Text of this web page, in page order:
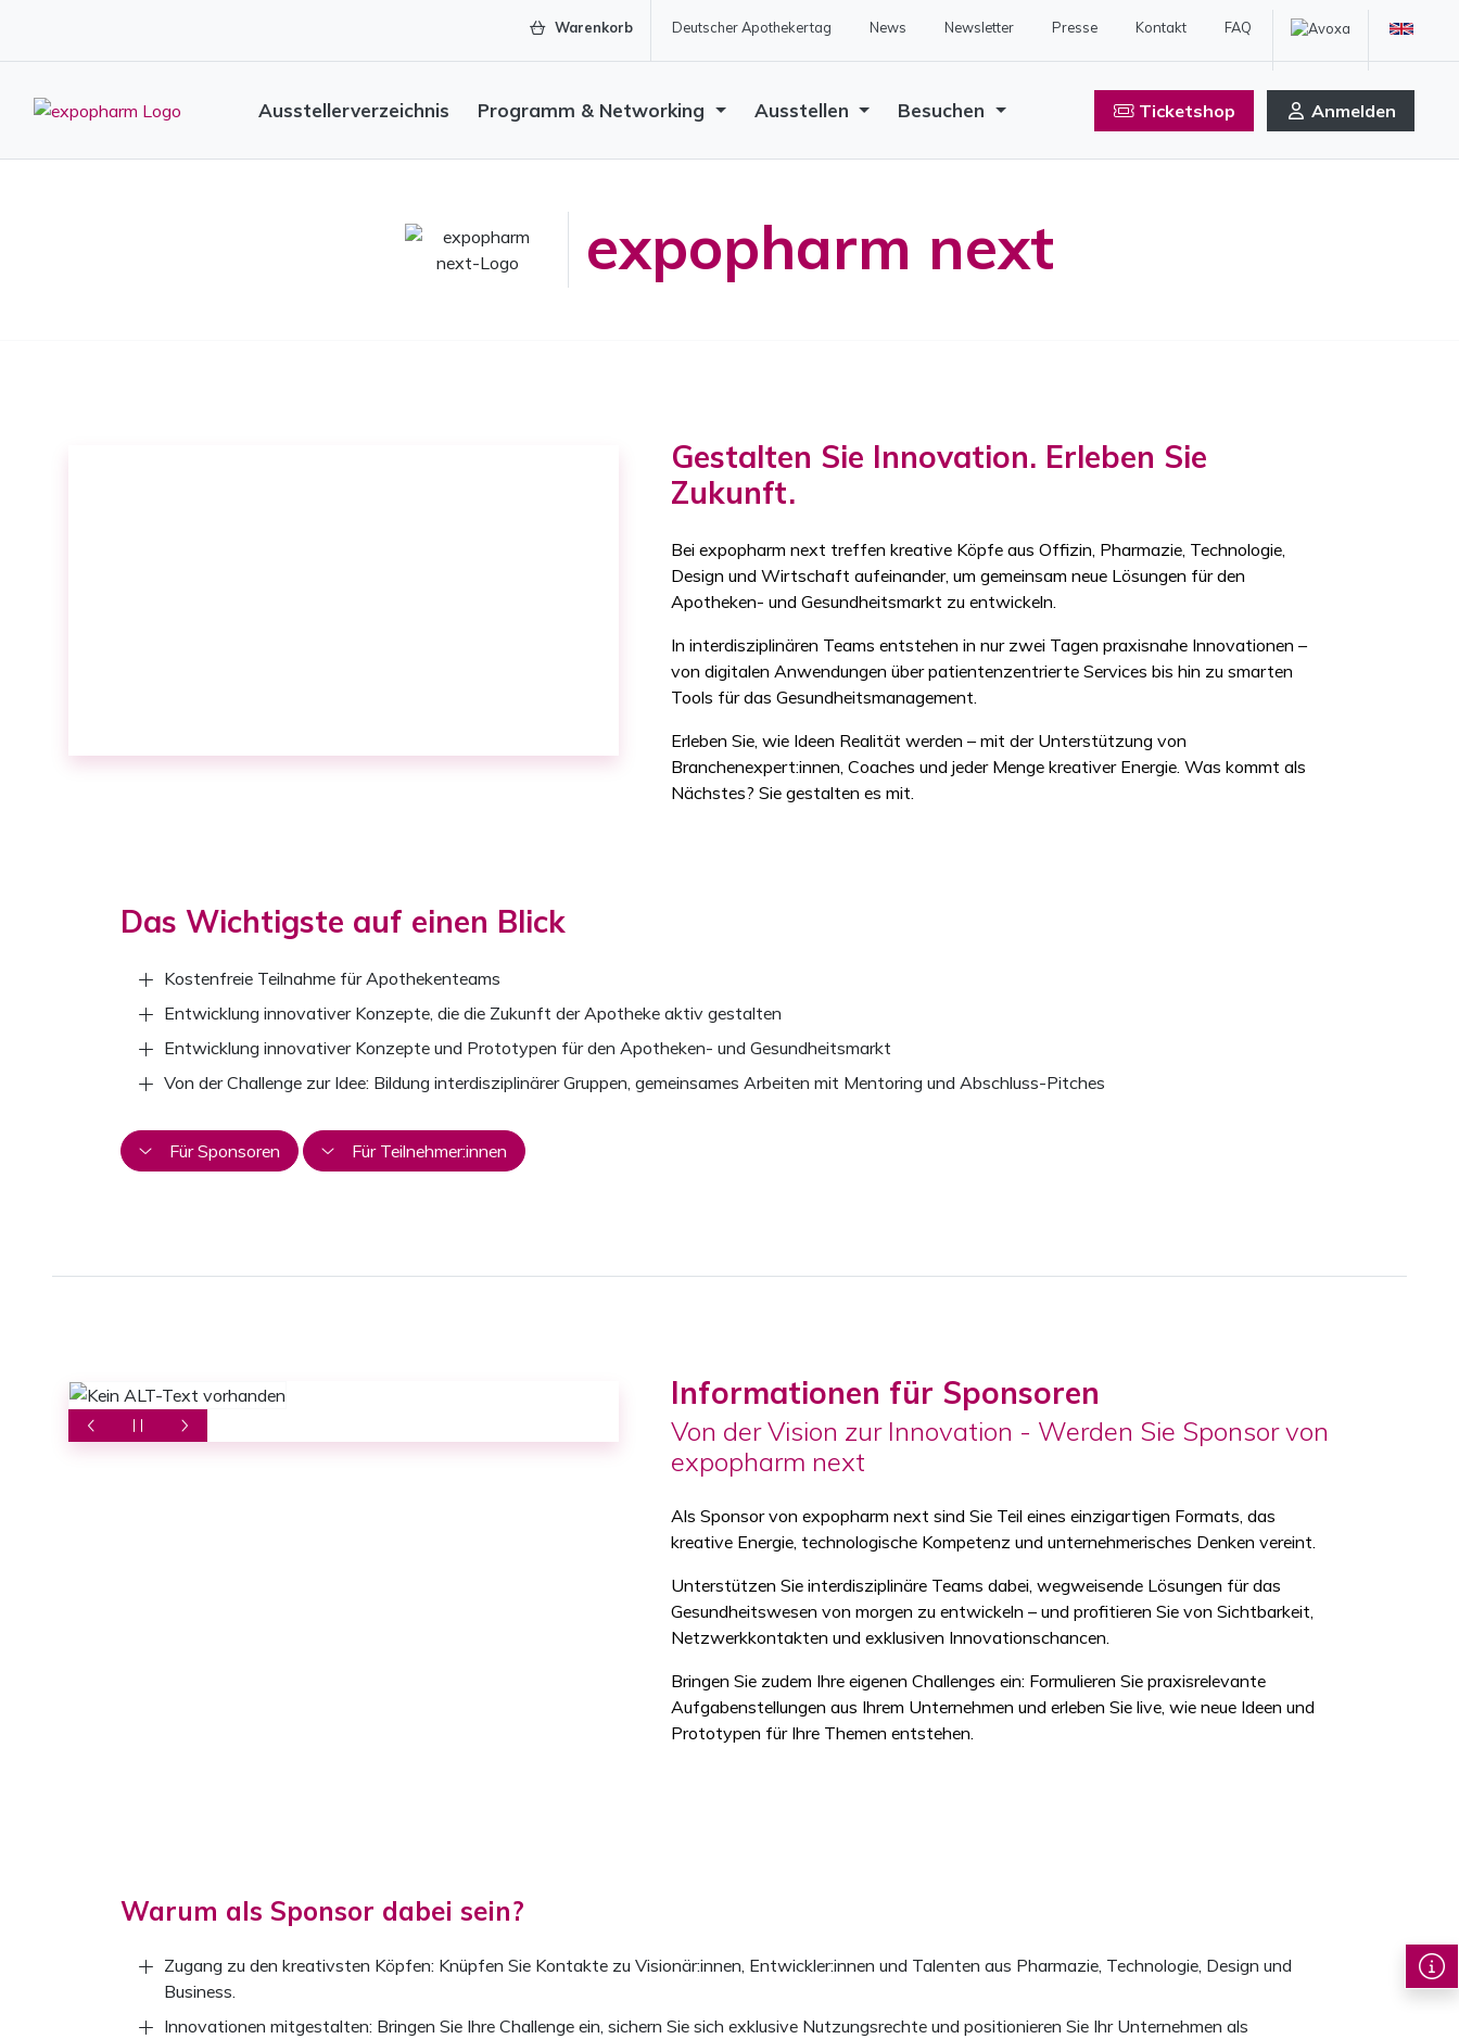
Warenkorb Deutscher Apothekertag News Newsletter Presse Kontakt FAQ
Ausstellerverzeichnis Programm & Networking Ausstellen Besuchen Ticketshop Anmelden
expopharm next
Gestalten Sie Innovation. Erleben Sie
Zukunft.
Bei expopharm next treffen kreative Köpfe aus Offizin, Pharmazie, Technologie,
Design und Wirtschaft aufeinander, um gemeinsam neue Lösungen für den
Apotheken- und Gesundheitsmarkt zu entwickeln.
In interdisziplinären Teams entstehen in nur zwei Tagen praxisnahe Innovationen –
von digitalen Anwendungen über patientenzentrierte Services bis hin zu smarten
Tools für das Gesundheitsmanagement.
Erleben Sie, wie Ideen Realität werden – mit der Unterstützung von
Branchenexpert:innen, Coaches und jeder Menge kreativer Energie. Was kommt als
Nächstes? Sie gestalten es mit.
Das Wichtigste auf einen Blick
Kostenfreie Teilnahme für Apothekenteams
Entwicklung innovativer Konzepte, die die Zukunft der Apotheke aktiv gestalten
Entwicklung innovativer Konzepte und Prototypen für den Apotheken- und Gesundheitsmarkt
Von der Challenge zur Idee: Bildung interdisziplinärer Gruppen, gemeinsames Arbeiten mit Mentoring und Abschluss-Pitches
Für Sponsoren Für Teilnehmer:innen
Informationen für Sponsoren
Von der Vision zur Innovation - Werden Sie Sponsor von
expopharm next
Als Sponsor von expopharm next sind Sie Teil eines einzigartigen Formats, das
kreative Energie, technologische Kompetenz und unternehmerisches Denken vereint.
Unterstützen Sie interdisziplinäre Teams dabei, wegweisende Lösungen für das
Gesundheitswesen von morgen zu entwickeln – und profitieren Sie von Sichtbarkeit,
Netzwerkkontakten und exklusiven Innovationschancen.
Bringen Sie zudem Ihre eigenen Challenges ein: Formulieren Sie praxisrelevante
Aufgabenstellungen aus Ihrem Unternehmen und erleben Sie live, wie neue Ideen und
Prototypen für Ihre Themen entstehen.
Warum als Sponsor dabei sein?
Zugang zu den kreativsten Köpfen: Knüpfen Sie Kontakte zu Visionär:innen, Entwickler:innen und Talenten aus Pharmazie, Technologie, Design und
Business.
Innovationen mitgestalten: Bringen Sie Ihre Challenge ein, sichern Sie sich exklusive Nutzungsrechte und positionieren Sie Ihr Unternehmen als